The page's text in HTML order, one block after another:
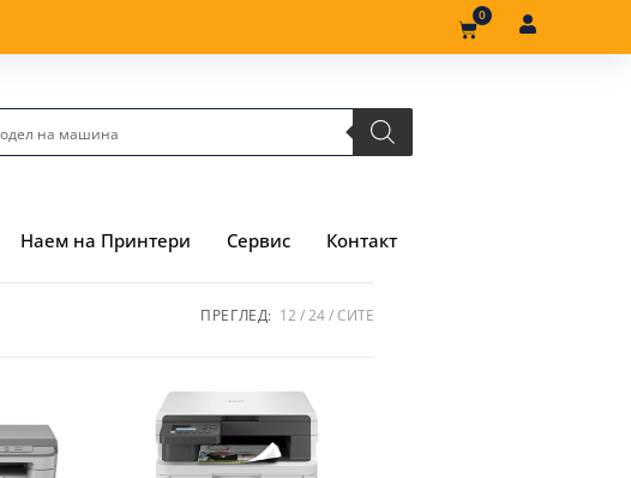
0
Наем на Принтери Сервис Контакт
ПРЕГЛЕД: 12 24 СИТЕ